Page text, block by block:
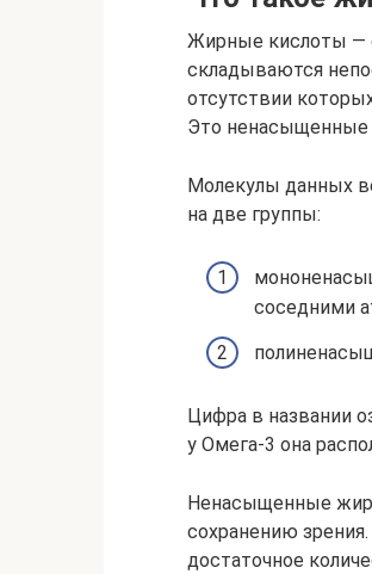
Жирные кислоты —
складываются
отсутствии
Это ненасыщенные
Молекулы данных
на две группы:
соседними
Цифра в названии
у Омега-3 она
Ненасыщенные
сохранению
достаточное